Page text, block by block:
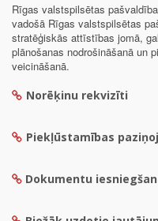
Rīgas valstspilsētas
vadošā Rīgas valstspilsētas
stratēģiskās attīstības jomā,
plānošanas nodrošināšanā un
veicināšanā.
Norēķinu rekvizīti
Piekļūstamības
Dokumentu